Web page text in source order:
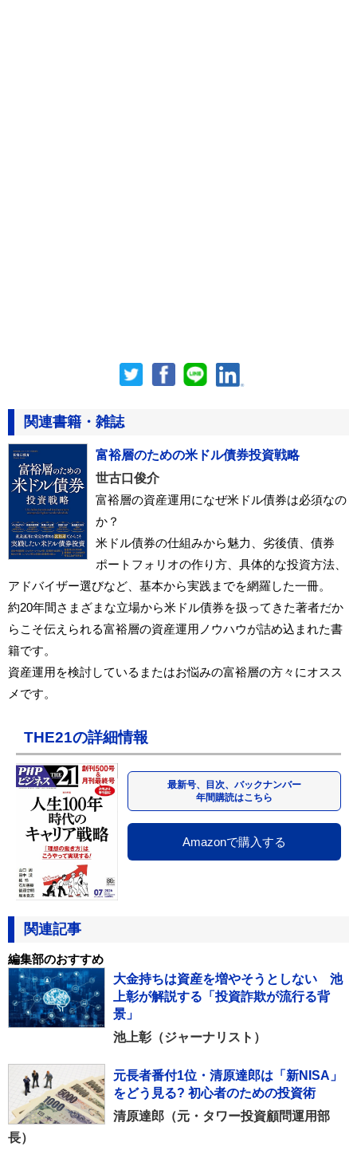
関連書籍・雑誌
富裕層のための米ドル債券投資戦略
世古口俊介
富裕層の資産運用になぜ米ドル債券は必須なの
か？
米ドル債券の仕組みから魅力、劣後債、債券
ポートフォリオの作り方、具体的な投資方法、
アドバイザー選びなど、基本から実践までを網羅した一冊。
約20年間さまざまな立場から米ドル債券を扱ってきた著者だか
らこそ伝えられる富裕層の資産運用ノウハウが詰め込まれた書
籍です。
資産運用を検討しているまたはお悩みの富裕層の方々にオスス
メです。
THE21の詳細情報
最新号、目次、バックナンバー
年間購読はこちら
Amazonで購入する
関連記事
編集部のおすすめ
大金持ちは資産を増やそうとしない 池
上彰が解説する「投資詐欺が流行る背
景」
池上彰（ジャーナリスト）
元長者番付1位・清原達郎は「新NISA」
をどう見る? 初心者のための投資術
清原達郎（元・タワー投資顧問運用部
長）